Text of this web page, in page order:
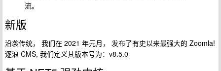
流。
新版
沿袭传统， 我们在 2021 年元月， 发布了有史以来最强大的 Zoomla!
逐浪 CMS, 我们定义其版本号为：v8.5.0